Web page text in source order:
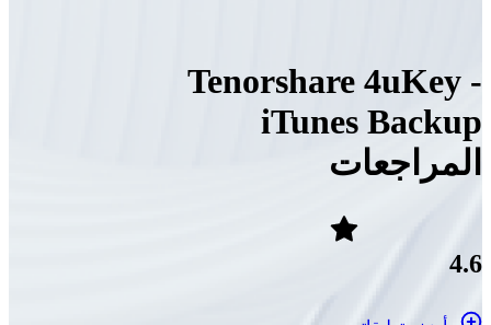
Tenorshare 4uKey -
iTunes Backup
المراجعات
4.6